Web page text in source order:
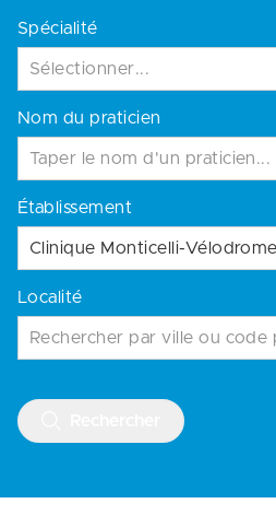
Spécialité
Sélectionner...
Nom du praticien
Établissement
Clinique Monticelli-Vélodrome
Localité
Rechercher par ville ou code